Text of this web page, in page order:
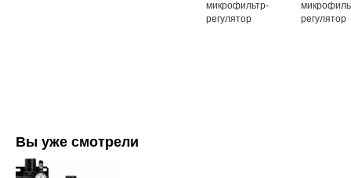
микрофильтр-
регулятор
регулятор
Вы уже смотрели